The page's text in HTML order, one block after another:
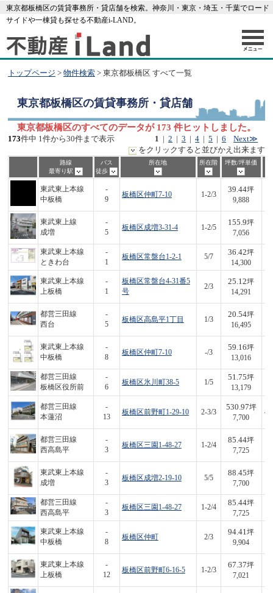
東京都板橋区の賃貸事務所・貸店舗を検索。神奈川・東京・埼玉・千葉でロード
サイドや一棟貸も探せる不動産i-LAND。
トップページ > 物件検索> 東京都板橋区 すべて一覧
東京都板橋区の賃貸事務所・貸店舗
東京都板橋区のすべてのデータが 173 件ヒットしました。
1 |2 |3 |4 |5 |6 Next≫
173件中 1件から30件まで表示
をクリックすると並びかえ出来ます
路線
最寄り駅
バス
徒歩
所在地 所在階 坪数/坪単価
東武東上本線
中板橋
-
9
板橋区仲町7-10 1-2/3
39.44坪
9,888
東武東上線
成増
-
5
板橋区成増3-31-4 1-2/5
155.9坪
7,056
東武東上本線
ときわ台
-
1
板橋区常盤台1-2-1 5/7
36.42坪
14,300
東武東上本線
上板橋
-
1
板橋区常盤台4-31番5
号
2/3
25.12坪
14,291
都営三田線
西台
-
5
板橋区高島平1丁目 1/3
20.54坪
16,495
東武東上本線
中板橋
-
8
板橋区仲町7-10 -/3
59.16坪
13,016
都営三田線
板橋区役所前
-
6
板橋区氷川町38-5 1/5
51.75坪
13,179
都営三田線
本蓮沼
-
13
板橋区前野町1-29-10 2-3/3
530.97坪
7,700
都営三田線
西高島平
-
3
板橋区三園1-48-27 1-2/4
85.44坪
7,725
東武東上本線
成増
-
3
板橋区成増2-19-10 5/5
88.45坪
7,700
都営三田線
西高島平
-
3
板橋区三園1-48-27 1-2/4
85.44坪
7,725
東武東上本線
中板橋
-
8
板橋区仲町 2/3
94.41坪
9,904
東武東上本線
上板橋
-
12
板橋区前野町6-16-5 1-2/3
67.37坪
7,021